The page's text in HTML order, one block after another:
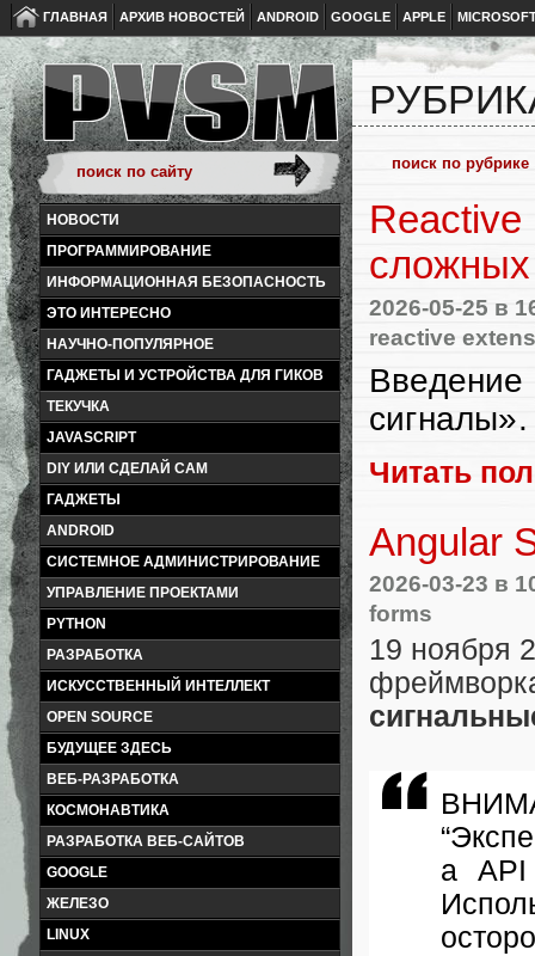
ГЛАВНАЯ АРХИВ НОВОСТЕЙ ANDROID GOOGLE APPLE
НОВОСТИ
ПРОГРАММИРОВАНИЕ
ИНФОРМАЦИОННАЯ БЕЗОПАСНОСТЬ
ЭТО ИНТЕРЕСНО
НАУЧНО-ПОПУЛЯРНОЕ
ГАДЖЕТЫ И УСТРОЙСТВА ДЛЯ ГИКОВ
ТЕКУЧКА
JAVASCRIPT
DIY ИЛИ СДЕЛАЙ САМ
ГАДЖЕТЫ
ANDROID
СИСТЕМНОЕ АДМИНИСТРИРОВАНИЕ
УПРАВЛЕНИЕ ПРОЕКТАМИ
PYTHON
РАЗРАБОТКА
ИСКУССТВЕННЫЙ ИНТЕЛЛЕКТ
OPEN SOURCE
БУДУЩЕЕ ЗДЕСЬ
ВЕБ-РАЗРАБОТКА
КОСМОНАВТИКА
РАЗРАБОТКА ВЕБ-САЙТОВ
GOOGLE
ЖЕЛЕЗО
LINUX
2026-05-25 в
reactive
Введение
сигналы».
Читать
Angular
2026-03-23 в
forms
19 ноября
а API